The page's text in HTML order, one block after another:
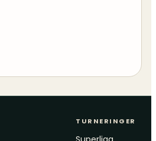
TURNERINGER